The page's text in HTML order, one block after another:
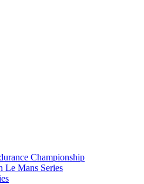
Championship
Le Mans Series